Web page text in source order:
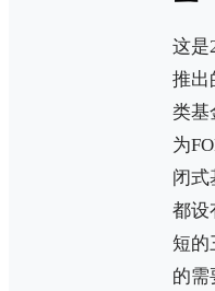
这是
推出
类基
为
闭式
都设
短的
的需